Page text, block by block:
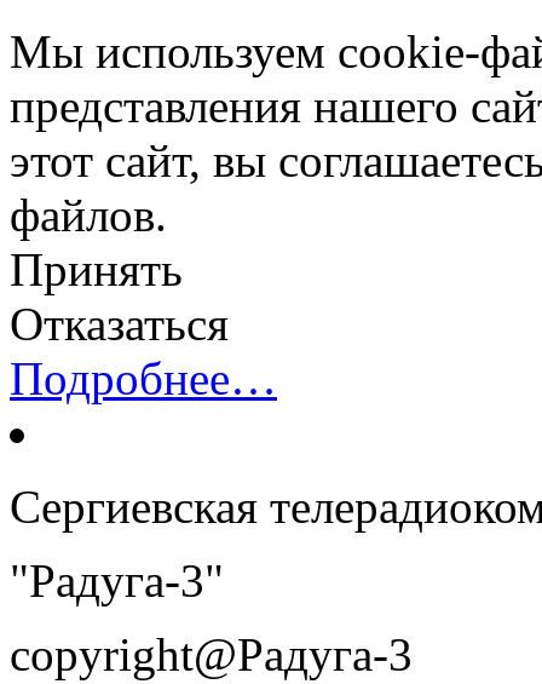
Мы используем cookie-
представления нашего
этот сайт, вы
файлов.
Принять
Отказаться
Подробнее…
Сергиевская
"Радуга-3"
copyright@Радуга-3